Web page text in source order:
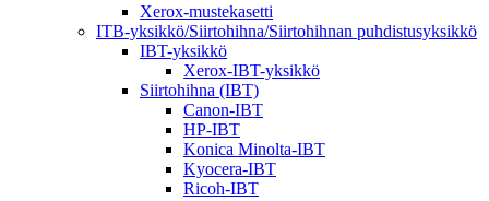
Xerox-mustekasetti
ITB-yksikkö/Siirtohihna/Siirtohihnan puhdistusyksikkö
IBT-yksikkö
Xerox-IBT-yksikkö
Siirtohihna (IBT)
Canon-IBT
HP-IBT
Konica Minolta-IBT
Kyocera-IBT
Ricoh-IBT